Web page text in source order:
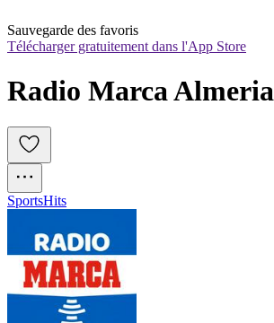
Sauvegarde des favoris
Télécharger gratuitement dans l'App Store
Radio Marca Almeria
SportsHits